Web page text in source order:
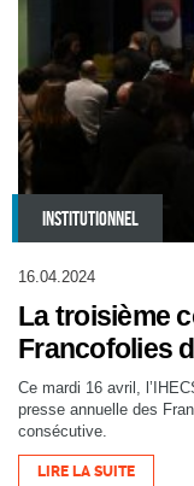
INSTITUTIONNEL
16.04.2024
La troisième
Francofolies
Ce mardi 16 avril,
presse annuelle des
consécutive.
LIRE LA SUITE